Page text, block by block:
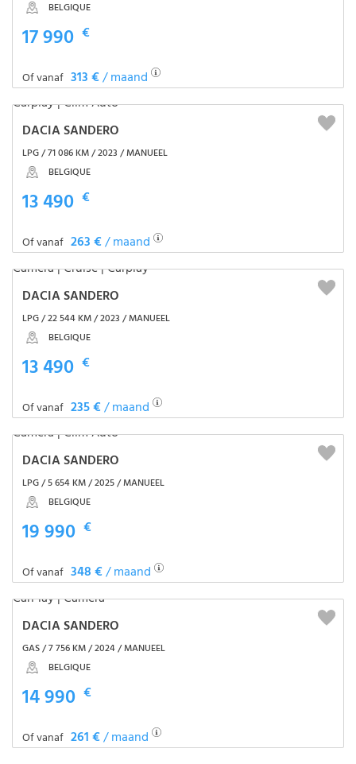
BELGIQUE
17 990 €
Of vanaf 313 €/ maand
DACIA SANDERO
LPG / 71 086 KM / 2023 / MANUEEL
BELGIQUE
13 490 €
Of vanaf 263 €/ maand
DACIA SANDERO
LPG / 22 544 KM / 2023 / MANUEEL
BELGIQUE
13 490 €
Of vanaf 235 €/ maand
DACIA SANDERO
LPG / 5 654 KM / 2025 / MANUEEL
BELGIQUE
19 990 €
Of vanaf 348 €/ maand
DACIA SANDERO
GAS / 7 756 KM / 2024 / MANUEEL
BELGIQUE
14 990 €
Of vanaf 261 €/ maand